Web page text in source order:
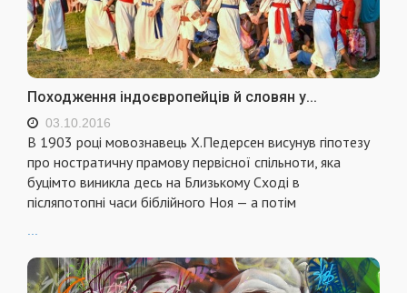
Походження індоєвропейців й словян у...
03.10.2016
B 1903 році мовознавець Х.Педерсен висунув гіпотезу
про ностратичну прамову первісної спільноти, яка
буцімто виникла десь на Близькому Сході в
післяпотопні часи біблійного Ноя — а потім